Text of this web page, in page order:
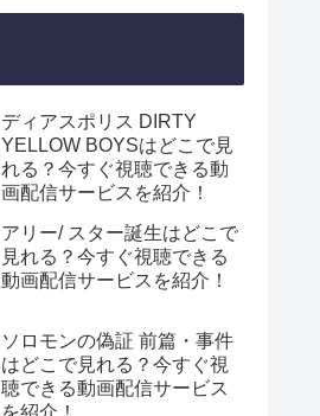
ディアスポリス DIRTY
YELLOW BOYSはどこで見
れる？今すぐ視聴できる動
画配信サービスを紹介！
アリー/ スター誕生はどこで
見れる？今すぐ視聴できる
動画配信サービスを紹介！
ソロモンの偽証 前篇・事件
はどこで見れる？今すぐ視
聴できる動画配信サービス